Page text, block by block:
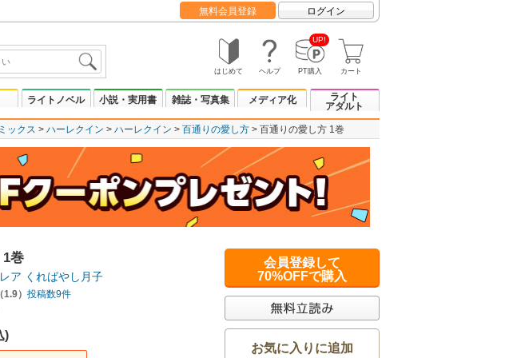
無料会員登録 ログイン
はじめて ヘルプ
UP!
PT購入 カート
ライトノベル 小説・実用書 雑誌・写真集 メディア化
ライト
アダルト
ックス ハーレクイン ハーレクイン 百通りの愛し方 百通りの愛し方 1巻
1巻
ア くればやし月子
（1.9） 投稿数9件
)
会員登録して
70%OFFで購入
お気に入りに追加